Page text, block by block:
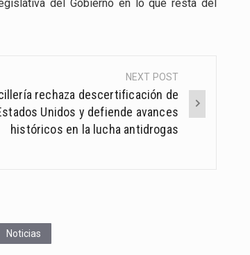
del Gobierno en lo que resta del
NEXT POST
rechaza descertificación de
Unidos y defiende avances
históricos en la lucha antidrogas
Noticias